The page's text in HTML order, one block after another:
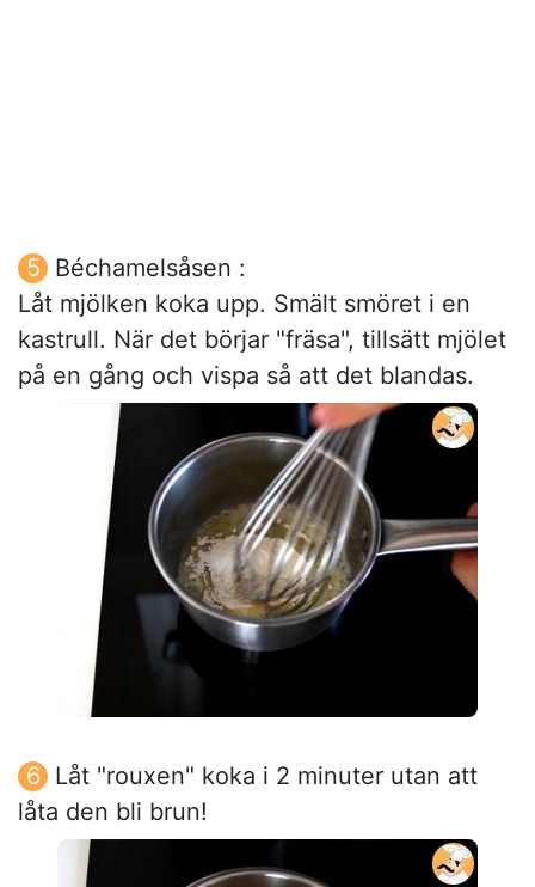
Béchamelsåsen :
Låt mjölken koka upp. Smält smöret i en
kastrull. När det börjar "fräsa", tillsätt mjölet
på en gång och vispa så att det blandas.
Låt "rouxen" koka i 2 minuter utan att
låta den bli brun!